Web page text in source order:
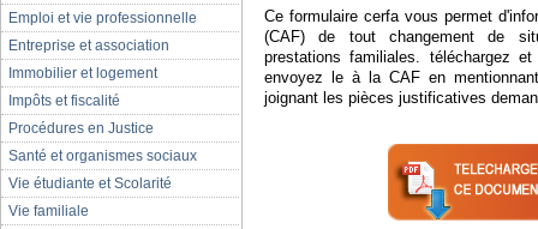
Emploi et vie professionnelle
Entreprise et association
Immobilier et logement
Impôts et fiscalité
Procédures en Justice
Santé et organismes sociaux
Vie étudiante et Scolarité
Vie familiale
Ce formulaire cerfa vous permet
(CAF) de tout changement de
prestations familiales. téléchargez
envoyez le à la CAF en
joignant les pièces justificatives